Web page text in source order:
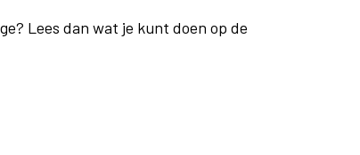
Lees dan wat je kunt doen op de